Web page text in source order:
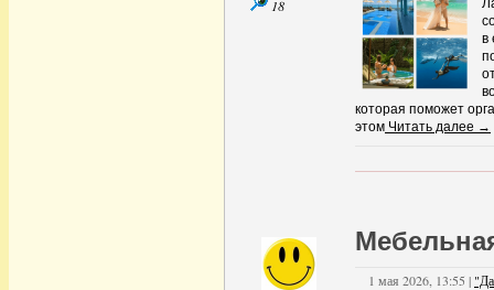
18
в
которая поможет
этом Читать далее →
1 мая 2026, 13:55 |